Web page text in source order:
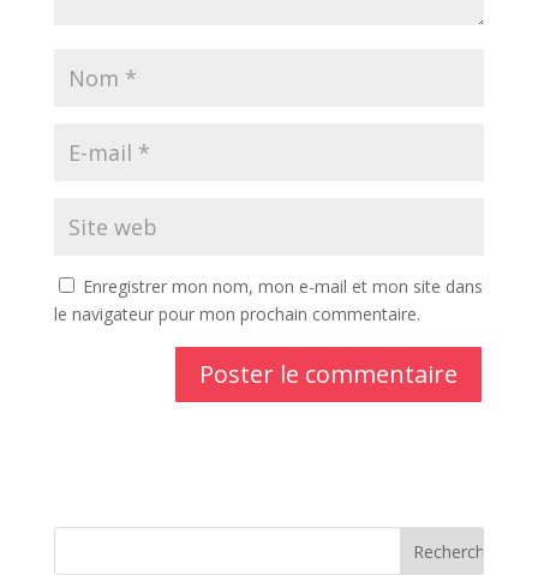
Enregistrer mon nom, mon e-mail et mon site dans
le navigateur pour mon prochain commentaire.